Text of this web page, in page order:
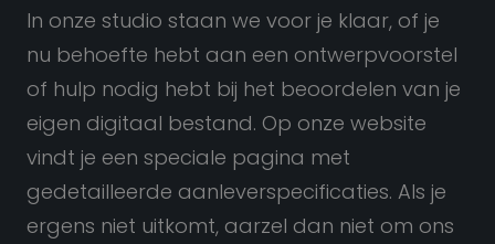
In onze studio staan we voor je klaar, of je
nu behoefte hebt aan een ontwerpvoorstel
of hulp nodig hebt bij het beoordelen van je
eigen digitaal bestand. Op onze website
vindt je een speciale pagina met
gedetailleerde aanleverspecificaties. Als je
ergens niet uitkomt, aarzel dan niet om ons